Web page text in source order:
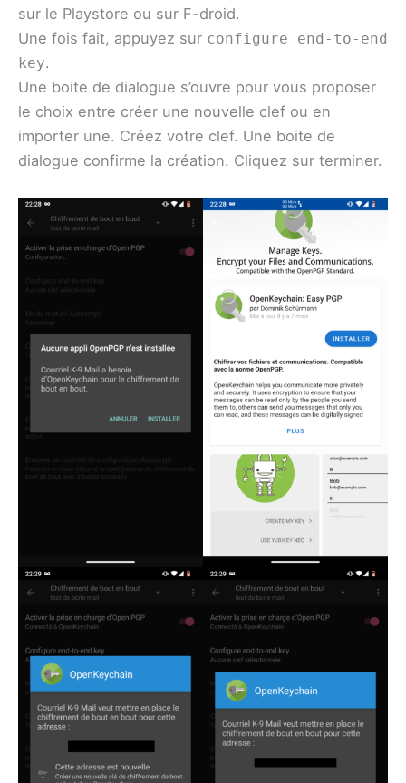
sur le Playstore ou sur F-droid.
Une fois fait, appuyez sur configure end-to-end
key.
Une boite de dialogue s’ouvre pour vous proposer
le choix entre créer une nouvelle clef ou en
importer une. Créez votre clef. Une boite de
dialogue confirme la création. Cliquez sur terminer.